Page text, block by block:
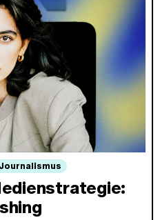
Journalismus